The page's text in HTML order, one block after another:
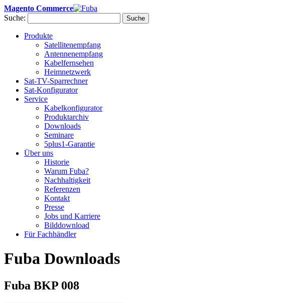
Magento Commerce
Suche:
Suche
Produkte
Satellitenempfang
Antennenempfang
Kabelfernsehen
Heimnetzwerk
Sat-TV-Sparrechner
Sat-Konfigurator
Service
Kabelkonfigurator
Produktarchiv
Downloads
Seminare
5plus1-Garantie
Über uns
Historie
Warum Fuba?
Nachhaltigkeit
Referenzen
Kontakt
Presse
Jobs und Karriere
Bilddownload
Für Fachhändler
Fuba Downloads
Fuba BKP 008